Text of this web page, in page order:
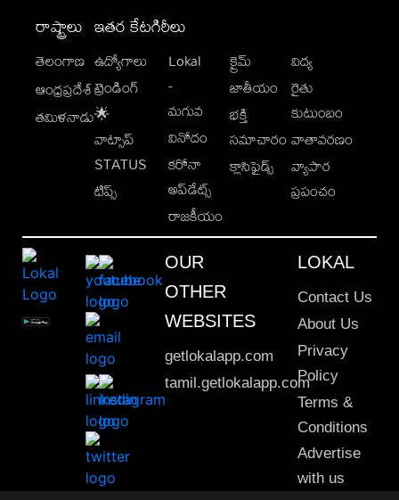
రాష్ట్రాలు
తెలంగాణ
ఆంధ్రప్రదేశ్
తమిళనాడు
ఇతర కేటగిరీలు
ఉద్యోగాలు
ట్రెండింగ్
🌟
వాట్సాప్
STATUS
టిప్స్
Lokal
-
మగువ
వినోదం
కరోనా
అప్‌డేట్స్
రాజకీయం
క్రైమ్
జాతీయం
భక్తి
సమాచారం
క్లాసిఫైడ్స్
విద్య
రైతు
కుటుంబం
వాతావరణం
వ్యాపార
ప్రపంచం
OUR
OTHER
WEBSITES
getlokalapp.com
tamil.getlokalapp.com
LOKAL
Contact Us
About Us
Privacy
Policy
Terms &
Conditions
Advertise
with us